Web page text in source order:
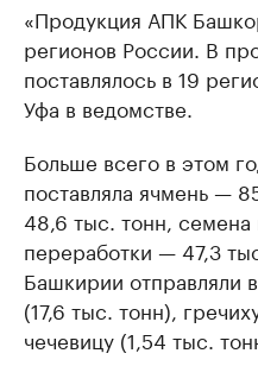
«Продукция АПК
регионов России. В
поставлялось в 19
Уфа в ведомстве.
Больше всего в этом
поставляла ячмень —
48,6 тыс. тонн, семена
переработки — 47,3
Башкирии отправляли
(17,6 тыс. тонн),
чечевицу (1,54 тыс.